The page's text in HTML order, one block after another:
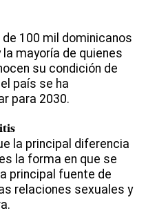
100 mil dominicanos
la mayoría de quienes
su condición de
país se ha
para 2030.
la principal diferencia
la forma en que se
principal fuente de
relaciones sexuales y